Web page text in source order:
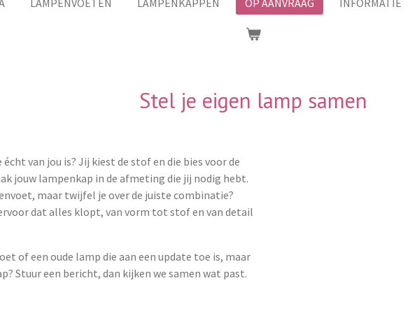
LAMPENVOETEN LAMPENKAPPEN OP AANVRAAG INFORMATIE
Stel je eigen lamp samen
écht van jou is? Jij kiest de stof en die bies voor de
jouw lampenkap in de afmeting die jij nodig hebt.
maar twijfel je over de juiste combinatie?
dat alles klopt, van vorm tot stof en van detail
of een oude lamp die aan een update toe is, maar
Stuur een bericht, dan kijken we samen wat past.